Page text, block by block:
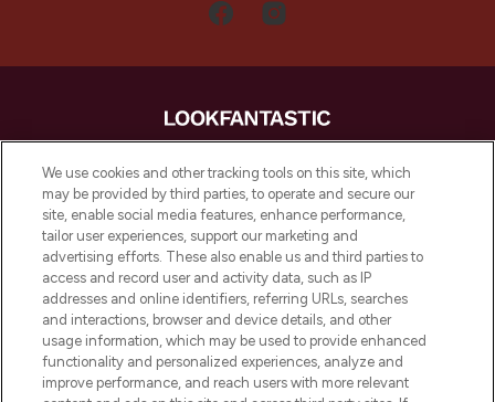
LOOKFANTASTIC is de ultieme online
beautybestemming van Europa, met de
beste huidverzorging, haarproducten en
make-up van meer dan 200 topmerken.
Shop online of via de app, met gratis
verzending vanaf €40.
Cookie-toestemming
Do Not Sell or Share My Personal
Information
We use cookies and other tracking tools on this site, which
may be provided by third parties, to operate and secure our
site, enable social media features, enhance performance,
tailor user experiences, support our marketing and
advertising efforts. These also enable us and third parties to
access and record user and activity data, such as IP
addresses and online identifiers, referring URLs, searches
and interactions, browser and device details, and other
usage information, which may be used to provide enhanced
functionality and personalized experiences, analyze and
improve performance, and reach users with more relevant